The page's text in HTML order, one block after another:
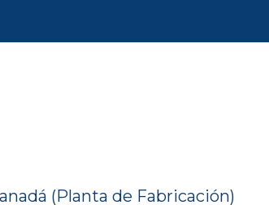
(Planta de Fabricación)